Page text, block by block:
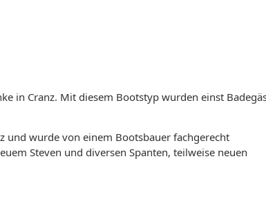
in Cranz. Mit diesem Bootstyp wurden einst
und wurde von einem Bootsbauer fachgerecht
Steven und diversen Spanten, teilweise neuen